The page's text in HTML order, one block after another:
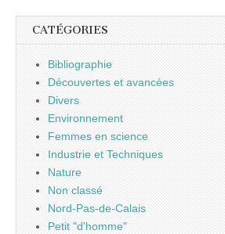
CATÉGORIES
Bibliographie
Découvertes et avancées
Divers
Environnement
Femmes en science
Industrie et Techniques
Nature
Non classé
Nord-Pas-de-Calais
Petit "d'homme"